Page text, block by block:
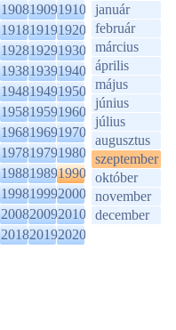
190819091910
191819191920
192819291930
193819391940
194819491950
195819591960
196819691970
197819791980
198819891990
199819992000
200820092010
201820192020
január
február
március
április
május
június
július
augusztus
szeptember
október
november
december